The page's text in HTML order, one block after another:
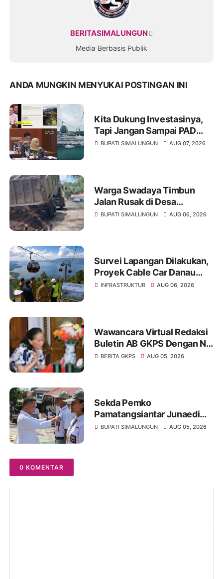
BERITASIMALUNGUN
Media Berbasis Publik
ANDA MUNGKIN MENYUKAI POSTINGAN INI
Kita Dukung Investasinya,
Tapi Jangan Sampai PAD
Simalungun yang Jadi
BUPATI SIMALUNGUN AUG 07, 2026
Warga Swadaya Timbun
Jalan Rusak di Desa
Sibangun Mariah, Harapkan
BUPATI SIMALUNGUN AUG 06, 2026
Survei Lapangan Dilakukan,
Proyek Cable Car Danau
Toba Masih Terkendala
INFRASTRUKTUR AUG 06, 2026
Wawancara Virtual Redaksi
Buletin AB GKPS Dengan Ny
St RK Purba Pakpak Boru
BERITA GKPS AUG 05, 2026
Sekda Pemko
Pamatangsiantar Junaedi
Pembina Upacara
BUPATI SIMALUNGUN AUG 05, 2026
0 KOMENTAR